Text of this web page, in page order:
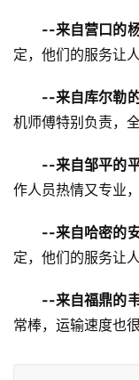
--来自营口的杨
定，他们的服务让人
--来自库尔勒的
机师傅特别负责，
--来自邹平的平
作人员热情又专业
--来自哈密的安
定，他们的服务让人
--来自福鼎的韦
常棒，运输速度也很